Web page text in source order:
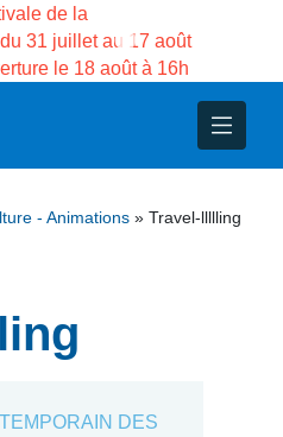
de la
31 juillet au 17 août
le 18 août à 16h
- Animations » Travel-llllling
DES